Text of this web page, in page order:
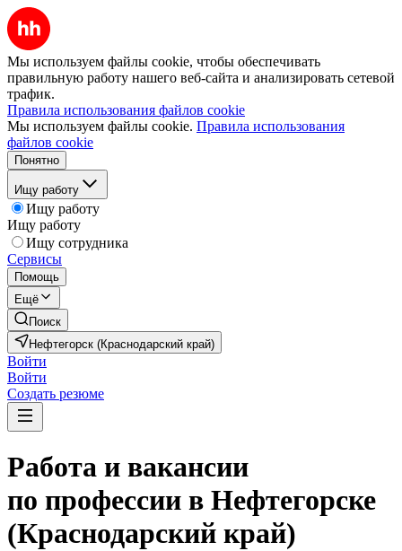
Мы используем файлы cookie, чтобы обеспечивать
правильную работу нашего веб-сайта и анализировать сетевой
трафик.
Правила использования файлов cookie
Мы используем файлы cookie. Правила использования
файлов cookie
Понятно
Ищу работу
Ищу работу
Ищу работу
Ищу сотрудника
Сервисы
Помощь
Ещё
Поиск
Нефтегорск (Краснодарский край)
Войти
Войти
Создать резюме
Работа и вакансии
по профессии в Нефтегорске
(Краснодарский край)